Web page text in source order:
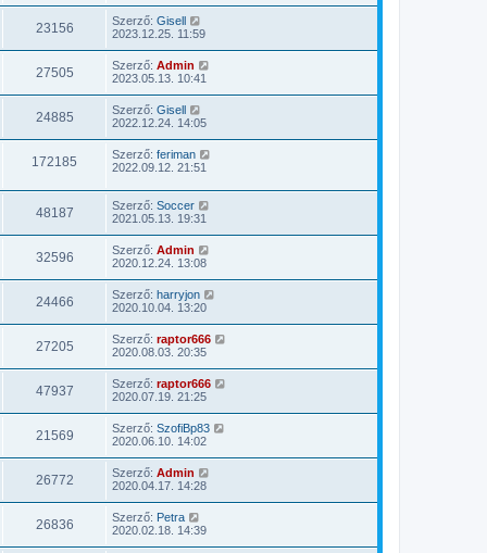
23156 Szerző: Gisell
2023.12.25. 11:59
27505 Szerző: Admin
2023.05.13. 10:41
24885 Szerző: Gisell
2022.12.24. 14:05
172185 Szerző: feriman
2022.09.12. 21:51
48187 Szerző: Soccer
2021.05.13. 19:31
32596 Szerző: Admin
2020.12.24. 13:08
24466 Szerző: harryjon
2020.10.04. 13:20
27205 Szerző: raptor666
2020.08.03. 20:35
47937 Szerző: raptor666
2020.07.19. 21:25
21569 Szerző: SzofiBp83
2020.06.10. 14:02
26772 Szerző: Admin
2020.04.17. 14:28
26836 Szerző: Petra
2020.02.18. 14:39